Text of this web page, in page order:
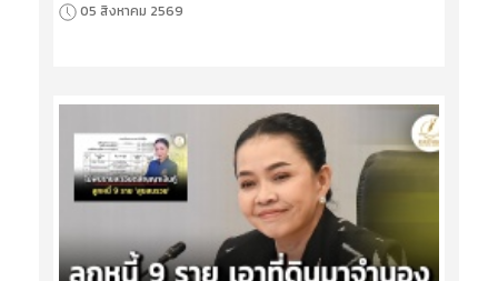
05 สิงหาคม 2569